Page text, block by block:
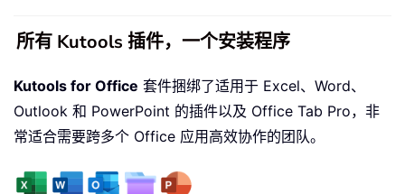
所有 Kutools 插件，一个安装程序
Kutools for Office 套件捆绑了适用于 Excel、Word、
Outlook 和 PowerPoint 的插件以及 Office Tab Pro，非
常适合需要跨多个 Office 应用高效协作的团队。